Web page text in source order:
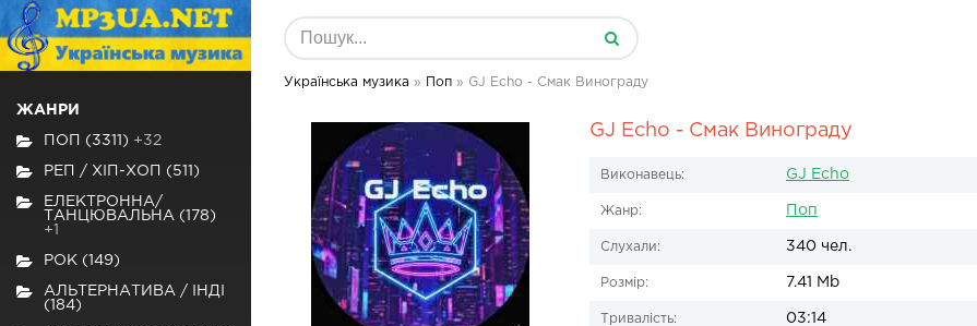
Українська музика » Поп » GJ Echo - Смак Винограду
GJ Echo - Смак Винограду
Виконавець: GJ Echo
Жанр: Поп
Слухали: 340 чел.
Розмір: 7.41 Mb
Тривалість: 03:14
ЖАНРИ
ПОП (3311) +32
РЕП / ХІП-ХОП (511)
ЕЛЕКТРОННА/
ТАНЦЮВАЛЬНА (178)
+1
РОК (149)
АЛЬТЕРНАТИВА / ІНДІ
(184)